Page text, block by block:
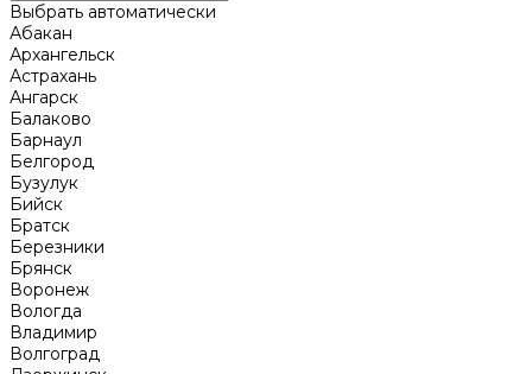
Выбрать автоматически
Абакан
Архангельск
Астрахань
Ангарск
Балаково
Барнаул
Белгород
Бузулук
Бийск
Братск
Березники
Брянск
Воронеж
Вологда
Владимир
Волгоград